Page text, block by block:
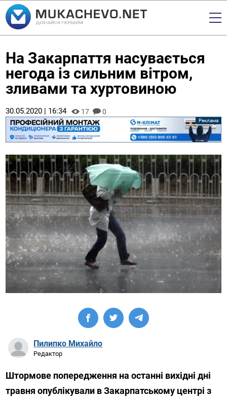
На Закарпаття насувається
негода із сильним вітром,
зливами та хуртовиною
30.05.2020 | 16:34 17 0
Пилипко Михайло
Редактор
Штормове попередження на останні вихідні дні
травня опублікували в Закарпатському центрі з